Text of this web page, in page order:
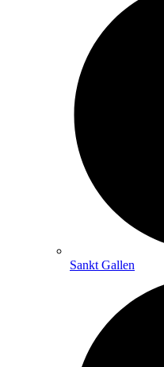
Sankt Gallen